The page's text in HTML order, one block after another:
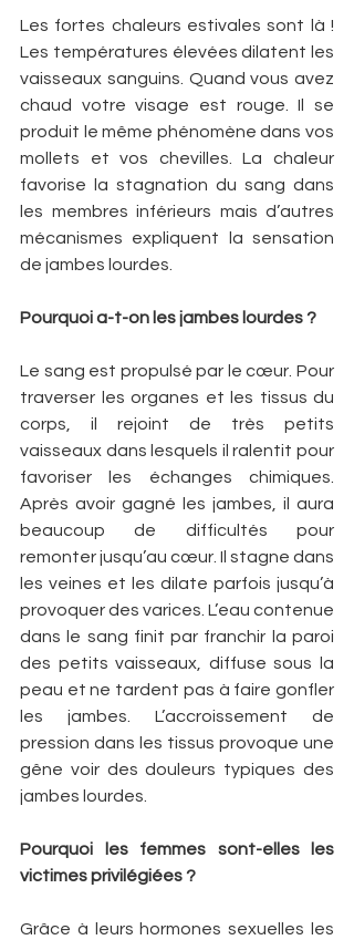
Les fortes chaleurs estivales sont là !
Les températures élevées dilatent les
vaisseaux sanguins. Quand vous avez
chaud votre visage est rouge. Il se
produit le même phénomène dans vos
mollets et vos chevilles. La chaleur
favorise la stagnation du sang dans
les membres inférieurs mais d’autres
mécanismes expliquent la sensation
de jambes lourdes.
Pourquoi a-t-on les jambes lourdes ?
Le sang est propulsé par le cœur. Pour
traverser les organes et les tissus du
corps, il rejoint de très petits
vaisseaux dans lesquels il ralentit pour
favoriser les échanges chimiques.
Après avoir gagné les jambes, il aura
beaucoup de difficultés pour
remonter jusqu’au cœur. Il stagne dans
les veines et les dilate parfois jusqu’à
provoquer des varices. L’eau contenue
dans le sang finit par franchir la paroi
des petits vaisseaux, diffuse sous la
peau et ne tardent pas à faire gonfler
les jambes. L’accroissement de
pression dans les tissus provoque une
gêne voir des douleurs typiques des
jambes lourdes.
Pourquoi les femmes sont-elles les
victimes privilégiées ?
Grâce à leurs hormones sexuelles les